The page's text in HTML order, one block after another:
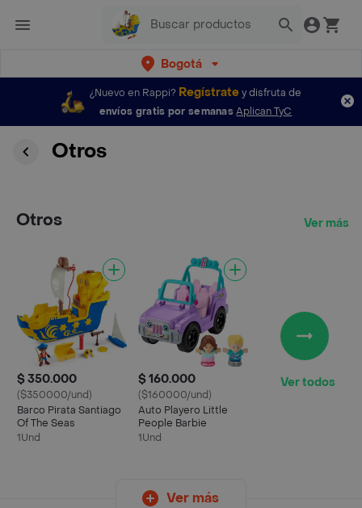
Bogotá
¿Nuevo en Rappi? Regístratey disfruta de
envíos gratis por semanas Aplican TyC
Otros
Otros Ver más
$ 350.000
($350000/und)
Barco Pirata Santiago
Of The Seas
1Und
$ 160.000
($160000/und)
Auto Playero Little
People Barbie
1Und
Ver todos
Ver más